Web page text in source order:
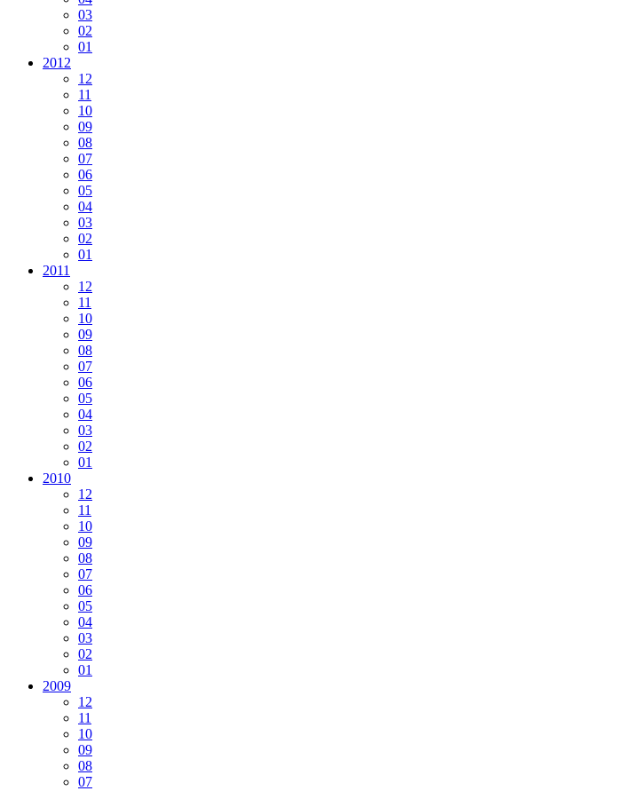
03
02
01
2012
12
11
10
09
08
07
06
05
04
03
02
01
2011
12
11
10
09
08
07
06
05
04
03
02
01
2010
12
11
10
09
08
07
06
05
04
03
02
01
2009
12
11
10
09
08
07